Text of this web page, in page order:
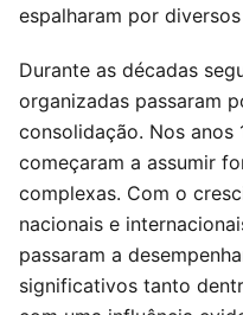
espalharam por
Durante as décadas
organizadas passaram
consolidação. Nos anos
começaram a assumir
complexas. Com o
nacionais e
passaram a
significativos tanto